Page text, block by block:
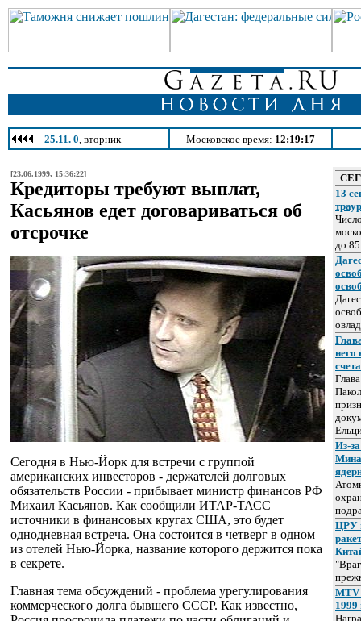
25.11. 0, вторник Московское время: 12:19:17
[23.06.1999, 15:36:22]
Кредиторы требуют выплат,
Касьянов едет договариваться об
отсрочке
Сегодня в Нью-Йорк для встречи с группой
американских инвесторов - держателей долговых
обязательств России - прибывает министр финансов РФ
Михаил Касьянов. Как сообщили ИТАР-ТАСС
источники в финансовых кругах США, это будет
однодневная встреча. Она состоится в четверг в одном
из отелей Нью-Йорка, название которого держится пока
в секрете.
Главная тема обсуждений - проблема урегулирования
коммерческого долга бывшего СССР. Как известно,
13
до 85
него
Из-
ЦРУ
MTV
1999